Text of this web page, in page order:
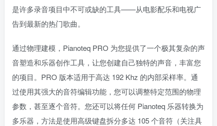
是许多录音项目中不可或缺的工具——从电影配乐和电视广
告到最新的热门歌曲。
通过物理建模，Pianoteq PRO 为您提供了一个极其复杂的声
音塑造和乐器创作工具，让您创建自己独特的声音，丰富您
的项目。PRO 版本适用于高达 192 Khz 的内部采样率。通
过使用其强大的音符编辑功能，您可以调整特定范围的物理
参数，甚至逐个音符。您还可以将任何 Pianoteq 乐器转换为
多乐器，方法是使用高级键盘拆分多达 105 个音符（关注具